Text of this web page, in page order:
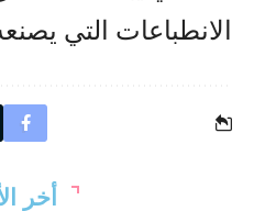
الانطباعات التي
أخر